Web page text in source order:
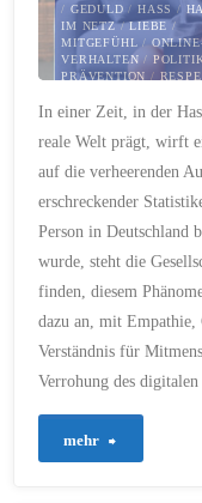
/ GEDULD / HASS /
IM NETZ/LIEBE /
MITGEFÜHL /
VERHALTEN /
PRÄVENTION /
VERSTÄNDNIS/
ENGAGEMENT
15. FEBRUAR 2024
In einer Zeit, in der
reale Welt prägt, wirft
auf die verheerenden
erschreckender
Person in Deutschland
wurde, steht die
finden, diesem
dazu an, mit
Verständnis für
Verrohung des
mehr